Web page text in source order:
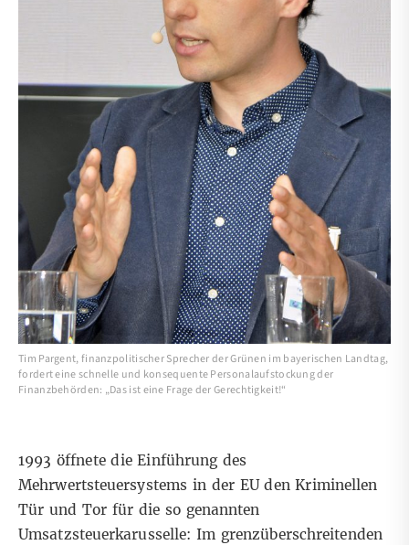
Tim Pargent, finanzpolitischer Sprecher der Grünen im bayerischen Landtag,
fordert eine schnelle und konsequente Personalaufstockung der
Finanzbehörden: „Das ist eine Frage der Gerechtigkeit!“
1993 öffnete die Einführung des
Mehrwertsteuersystems in der EU den Kriminellen
Tür und Tor für die so genannten
Umsatzsteuerkarusselle: Im grenzüberschreitenden